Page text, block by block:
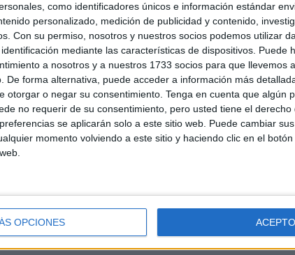
como identificadores únicos e información estándar
personalizado, medición de publicidad y contenido,
Con su permiso, nosotros y nuestros socios podemos utilizar
mediante las características de dispositivos. Puede
a nosotros y a nuestros 1733 socios para que llevemos
De forma alternativa, puede acceder a información más
otorgar o negar su consentimiento. Tenga en cuenta que algún
no requerir de su consentimiento, pero usted tiene el derecho
se aplicarán solo a este sitio web. Puede cambiar
momento volviendo a este sitio y haciendo clic en el
OPCIONES ACEPTO
desde el 2022, espera aportar «juego así como en lo
ellas».
aEFEque «es un orgullo estar ahí porque es algo que
que es lo máximo.Argentinalo afronta con mucha
esperando este momento y será una experiencia
pero estar en el primer Mundial será algo
al triunfo pero vamos con la misma mentalidad en